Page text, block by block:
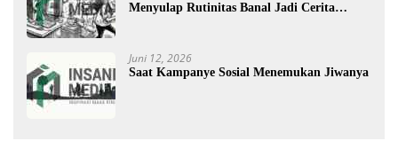
Menyulap Rutinitas Banal Jadi Cerita
Juni 12, 2026
Saat Kampanye Sosial Menemukan Jiwanya